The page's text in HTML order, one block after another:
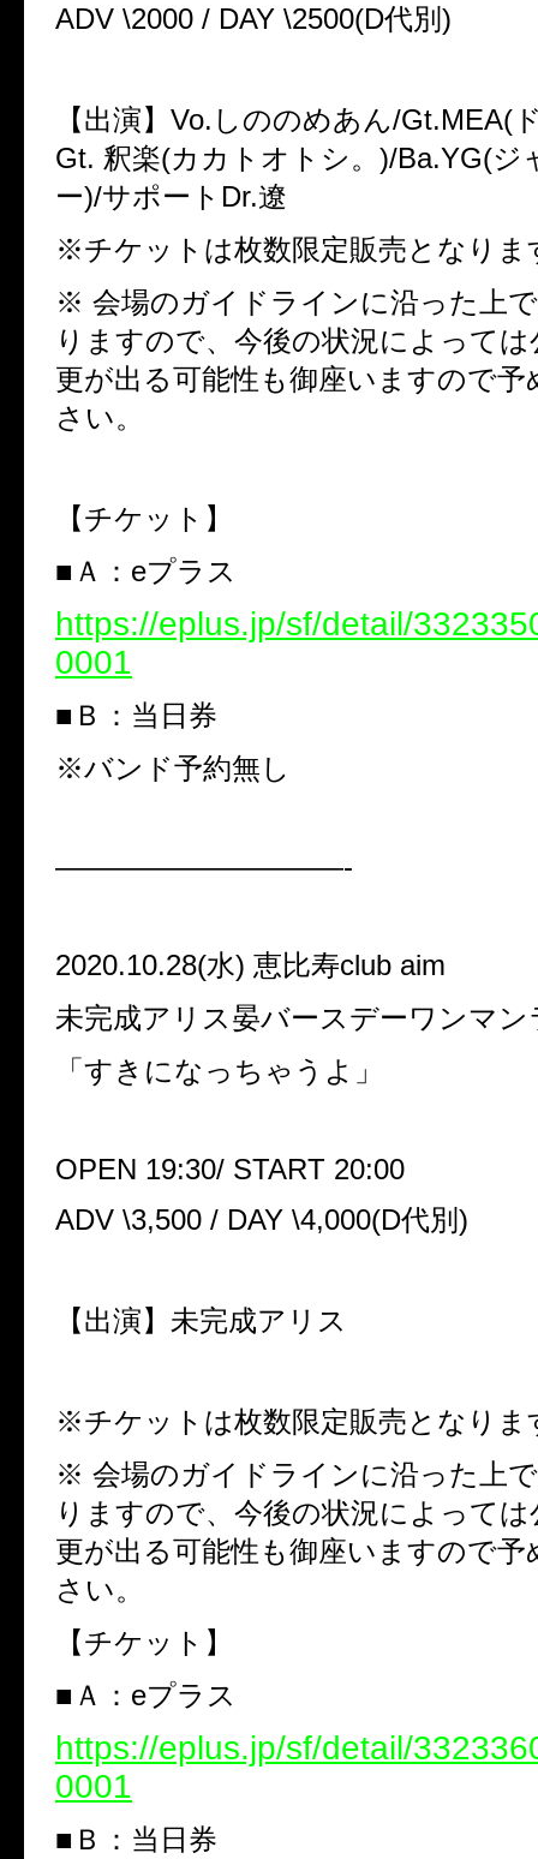
ADV \2000 / DAY \2500(D代別 )
【出演】 Vo. しののめあん/Gt.MEA(
Gt. 釈楽(カカトオトシ。 )/Ba.YG(ジ
ー)/サポート Dr.遼
※チケットは枚数限定販売となりま
※ 会場のガイドラインに沿った上
りますので、今後の状況によって
更が出る可能性も御座いますので予
さい。
【チケット】
■ Ａ： eプラス
https://eplus.jp/sf/detail/
0001
■ Ｂ：当日券
※バンド予約無し
——————————-
2020.10.28(水) 恵比寿club aim
未完成アリス晏バースデーワンマ
「すきになっちゃうよ」
OPEN 19:30/ START 20:00
ADV \3,500 / DAY \4,000(D代別 )
【出演】未完成アリス
※チケットは枚数限定販売となりま
※ 会場のガイドラインに沿った上
りますので、今後の状況によって
更が出る可能性も御座いますので予
さい。
【チケット】
■ Ａ： eプラス
https://eplus.jp/sf/detail/
0001
■ Ｂ：当日券